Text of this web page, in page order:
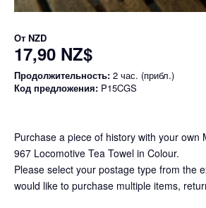
От NZD
17,90 NZ$
Продолжительность: 2 час. (прибл.)
Код предложения: P15CGS
Purchase a piece of history with your own
967 Locomotive Tea Towel in Colour.
Please select your postage type from the
would like to purchase multiple items,